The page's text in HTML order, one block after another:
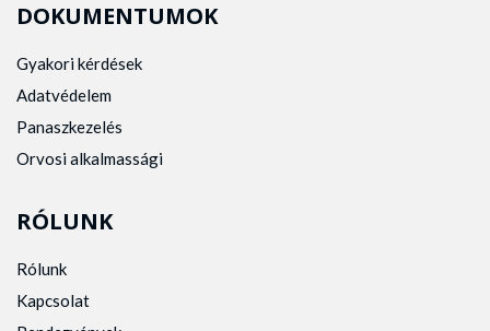
DOKUMENTUMOK
Gyakori kérdések
Adatvédelem
Panaszkezelés
Orvosi alkalmassági
RÓLUNK
Rólunk
Kapcsolat